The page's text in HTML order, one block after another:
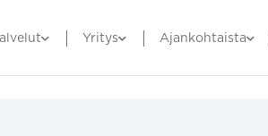
Yritys Ajankohtaista